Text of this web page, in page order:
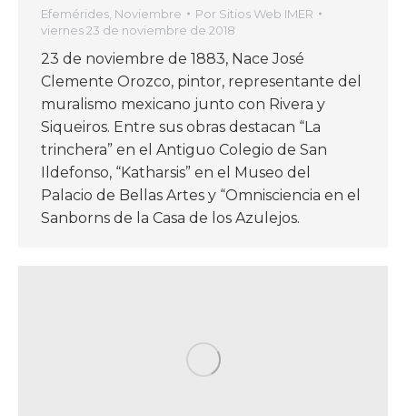
Efemérides Noviembre Por Sitios Web IMER
viernes 23 de noviembre de 2018
23 de noviembre de 1883, Nace José
Clemente Orozco, pintor, representante del
muralismo mexicano junto con Rivera y
Siqueiros. Entre sus obras destacan “La
trinchera” en el Antiguo Colegio de San
Ildefonso, “Katharsis” en el Museo del
Palacio de Bellas Artes y “Omnisciencia en el
Sanborns de la Casa de los Azulejos.